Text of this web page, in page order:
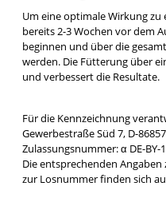
Um eine optimale Wirkung
bereits 2-3 Wochen vor dem
beginnen und über die
werden. Die Fütterung über
und verbessert die Resultate.
Für die Kennzeichnung
Gewerbestraße Süd 7, D-
Zulassungsnummer: α DE-BY-
Die entsprechenden
zur Losnummer finden sich